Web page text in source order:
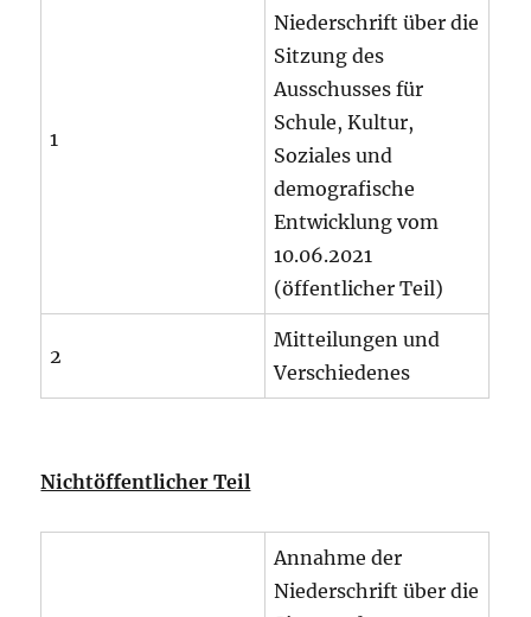
1
Niederschrift über die
Sitzung des
Ausschusses für
Schule, Kultur,
Soziales und
demografische
Entwicklung vom
10.06.2021
(öffentlicher Teil)
2
Mitteilungen und
Verschiedenes
Nichtöffentlicher Teil
Annahme der
Niederschrift über die